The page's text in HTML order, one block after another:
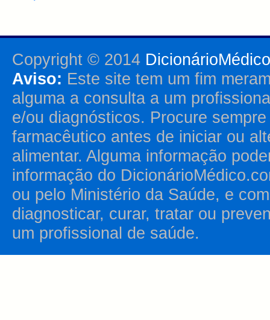
Copyright © 2014
Aviso: Este site tem um fim
alguma a consulta a um
e/ou diagnósticos. Procure
farmacêutico antes de iniciar ou
alimentar. Alguma informação
informação do
ou pelo Ministério da Saúde, e
diagnosticar, curar, tratar ou
um profissional de saúde.